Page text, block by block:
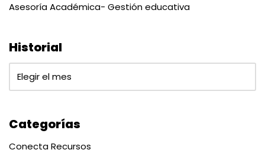
Asesoría Académica- Gestión educativa
Historial
Categorías
Conecta Recursos